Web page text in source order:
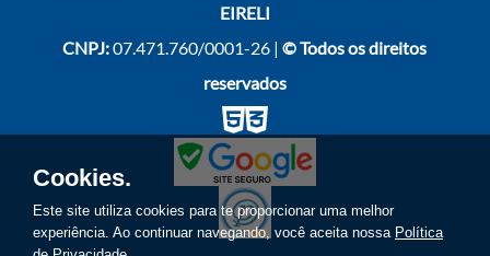
EIRELI
CNPJ:07.471.760/0001-26 |© Todos os direitos
reservados
Cookies.
Este site utiliza cookies para te proporcionar uma melhor
experiência. Ao continuar navegando, você aceita nossa Política